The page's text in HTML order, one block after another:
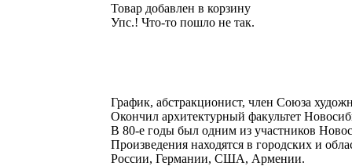
Товар добавлен в корзину
Упс.! Что-то пошло не так.
График, абстракционист, член Союза
Окончил архитектурный факультет
В 80-е годы был одним из участников
Произведения находятся в городских и
России, Германии, США, Армении.